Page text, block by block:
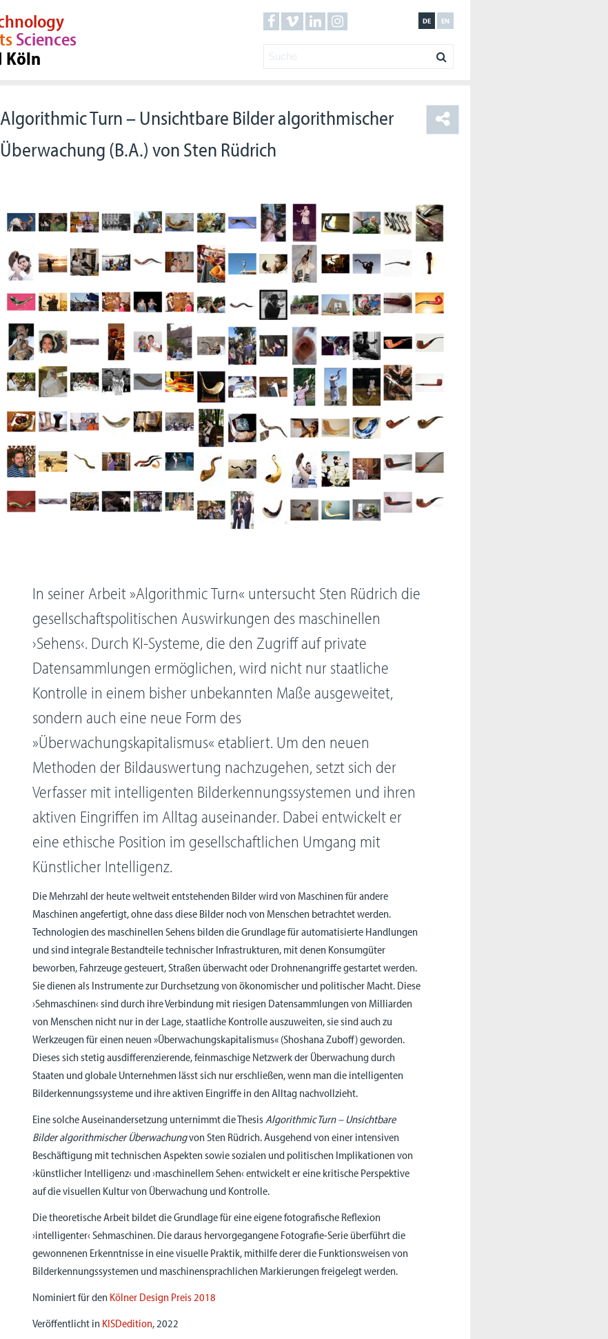
EN
DE
Sciences
Köln
Algorithmic Turn – Unsichtbare Bilder algorithmischer
Überwachung (B.A.) von Sten Rüdrich
In seiner Arbeit »Algorithmic Turn« untersucht Sten Rüdrich die
gesellschaftspolitischen Auswirkungen des maschinellen
›Sehens‹. Durch KI-Systeme, die den Zugriff auf private
Datensammlungen ermöglichen, wird nicht nur staatliche
Kontrolle in einem bisher unbekannten Maße ausgeweitet,
sondern auch eine neue Form des
»Überwachungskapitalismus« etabliert. Um den neuen
Methoden der Bildauswertung nachzugehen, setzt sich der
Verfasser mit intelligenten Bilderkennungssystemen und ihren
aktiven Eingriffen im Alltag auseinander. Dabei entwickelt er
eine ethische Position im gesellschaftlichen Umgang mit
Künstlicher Intelligenz.
Die Mehrzahl der heute weltweit entstehenden Bilder wird von Maschinen für andere
Maschinen angefertigt, ohne dass diese Bilder noch von Menschen betrachtet werden.
Technologien des maschinellen Sehens bilden die Grundlage für automatisierte Handlungen
und sind integrale Bestandteile technischer Infrastrukturen, mit denen Konsumgüter
beworben, Fahrzeuge gesteuert, Straßen überwacht oder Drohnenangriffe gestartet werden.
Sie dienen als Instrumente zur Durchsetzung von ökonomischer und politischer Macht. Diese
›Sehmaschinen‹ sind durch ihre Verbindung mit riesigen Datensammlungen von Milliarden
von Menschen nicht nur in der Lage, staatliche Kontrolle auszuweiten, sie sind auch zu
Werkzeugen für einen neuen »Überwachungskapitalismus« (Shoshana Zuboff) geworden.
Dieses sich stetig ausdifferenzierende, feinmaschige Netzwerk der Überwachung durch
Staaten und globale Unternehmen lässt sich nur erschließen, wenn man die intelligenten
Bilderkennungssysteme und ihre aktiven Eingriffe in den Alltag nachvollzieht.
Eine solche Auseinandersetzung unternimmt die Thesis Algorithmic Turn – Unsichtbare
Bilder algorithmischer Überwachungvon Sten Rüdrich. Ausgehend von einer intensiven
Beschäftigung mit technischen Aspekten sowie sozialen und politischen Implikationen von
›künstlicher Intelligenz‹ und ›maschinellem Sehen‹ entwickelt er eine kritische Perspektive
auf die visuellen Kultur von Überwachung und Kontrolle.
Die theoretische Arbeit bildet die Grundlage für eine eigene fotografische Reflexion
›intelligenter‹ Sehmaschinen. Die daraus hervorgegangene Fotografie-Serie überführt die
gewonnenen Erkenntnisse in eine visuelle Praktik, mithilfe derer die Funktionsweisen von
Bilderkennungssystemen und maschinensprachlichen Markierungen freigelegt werden.
Nominiert für den Kölner Design Preis 2018
Veröffentlicht in KISDedition, 2022